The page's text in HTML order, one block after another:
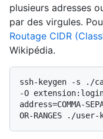
plusieurs adresses
par des virgules.
Routage CIDR
Wikipédia.
ssh-keygen -s ./
-O
address=COMMA-